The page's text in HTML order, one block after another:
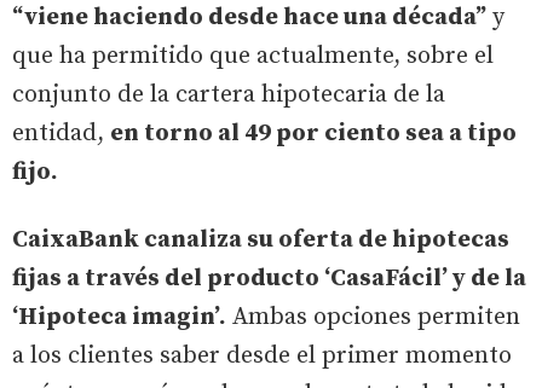
“viene haciendo desde hace una década” y
que ha permitido que actualmente, sobre el
conjunto de la cartera hipotecaria de la
entidad, en torno al 49 por ciento sea a tipo
fijo.
CaixaBank canaliza su oferta de hipotecas
fijas a través del producto ‘CasaFácil’ y de la
‘Hipoteca imagin’. Ambas opciones permiten
a los clientes saber desde el primer momento